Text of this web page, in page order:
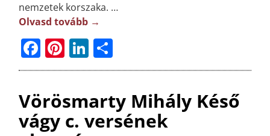
nemzetek korszaka. …
Olvasd tovább →
F
a
e
b
Pi
n
e
r
Li
n
e
dI
O
ss
a
m
Vörösmarty Mihály Késő
vágy c. versének